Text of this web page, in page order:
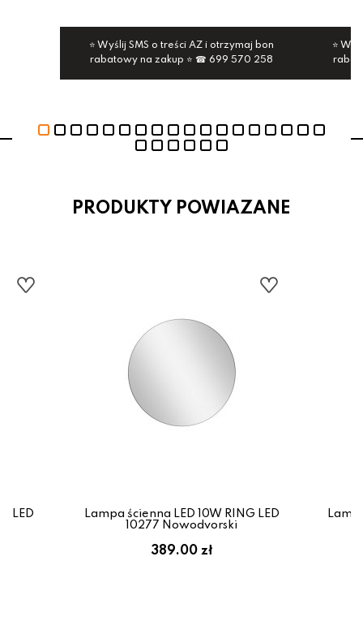
⭐ Wyślij SMS o treści AZ i otrzymaj bon
rabatowy na zakup ⭐ ☎ 699 570 258
⭐
PRODUKTY POWIAZANE
LED
Lampa ścienna LED 10W RING LED
10277 Nowodvorski
389.00 zł